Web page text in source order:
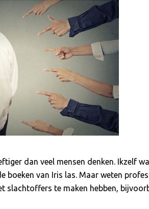
dan veel mensen denken. Ikzelf
van Iris las. Maar weten
slachtoffers te maken hebben,